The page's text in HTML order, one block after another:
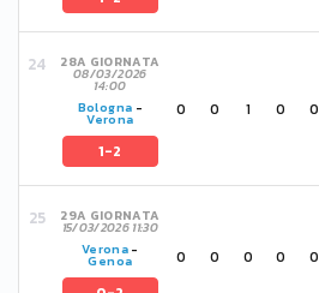
28A GIORNATA
08/03/2026
14:00
Bologna -
Verona
1-2
0 0 1 0 0
29A GIORNATA
15/03/2026 11:30
Verona -
Genoa 0 0 0 0 0